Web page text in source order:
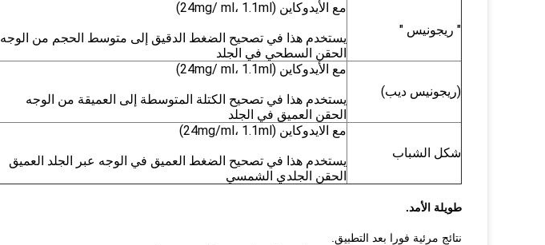
" ريجونيس "
مع الأيدوكاين (24mg/ ml، 1.1ml)
يستخدم هذا في تصحيح الضغط الدقيق إلى متوسط الحجم من الوجه
الحقن السطحي في الجلد
(ريجونيس ديب)
مع الأيدوكاين (24mg/ ml، 1.1ml)
يستخدم هذا في تصحيح الكتلة المتوسطة إلى العميقة من الوجه
الحقن العميق في الجلد
شكل الشباب
مع الايدوكاين (24mg/ml، 1.1ml)
يستخدم هذا في تصحيح الضغط العميق في الوجه عبر الجلد العميق
الحقن الجلدي الشمسي
طويلة الأمد.
نتائج مرئية فورا بعد التطبيق.